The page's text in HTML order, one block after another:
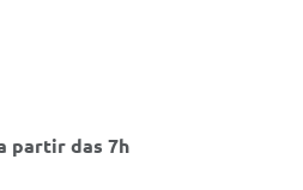
partir das 7h